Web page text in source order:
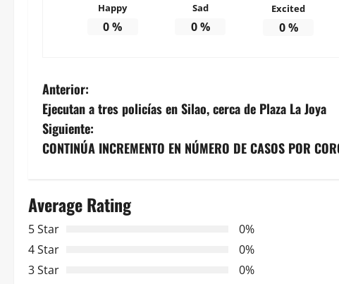
Happy
0%
Sad
0%
Excited
0%
N
a
v
g
a
c
Anterior:
Ejecutan a tres policías en Silao, cerca de Plaza La Joya
Siguiente:
CONTINÚA INCREMENTO EN NÚMERO DE CASOS POR
Average Rating
5 Star
0%
4 Star
0%
3 Star
0%